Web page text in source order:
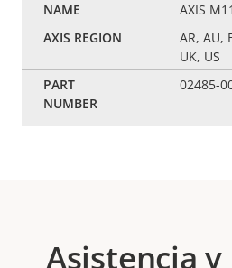
AXIS
AR, AU,
UK, US
02485-
Asistencia